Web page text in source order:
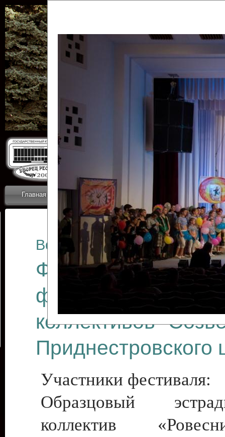
Главная Приветствие Новости
ОТЧЕТЫ ГКЦ
Все отчеты
Финал
фестиваля
коллективов
Приднестровского
Участники фестиваля:
Образцовый
коллектив